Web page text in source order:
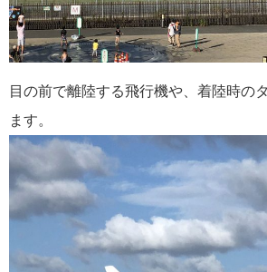
目の前で離陸する飛行機や、着陸時の
ます。